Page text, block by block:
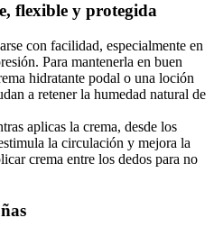
flexible y protegida
con facilidad, especialmente en
Para mantenerla en buen
hidratante podal o una loción
a retener la humedad natural de
aplicas la crema, desde los
la circulación y mejora la
crema entre los dedos para no